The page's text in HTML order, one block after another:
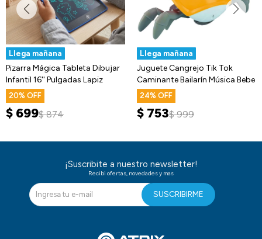
Llega mañana
Pizarra Mágica Tableta Dibujar
Infantil 16'' Pulgadas Lapiz
20
$ 699$ 874
Llega mañana
Juguete Cangrejo Tik Tok
Caminante Bailarín Música Bebe
24
$ 753$ 999
¡Suscribite a nuestro newsletter!
Recibi ofertas, novedades y mas
SUSCRIBIRME